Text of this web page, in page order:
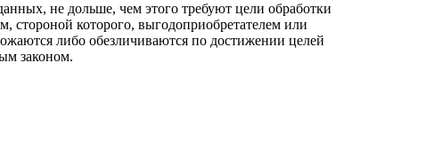
не дольше, чем этого требуют цели обработки
стороной которого, выгодоприобретателем или
либо обезличиваются по достижении целей
законом.